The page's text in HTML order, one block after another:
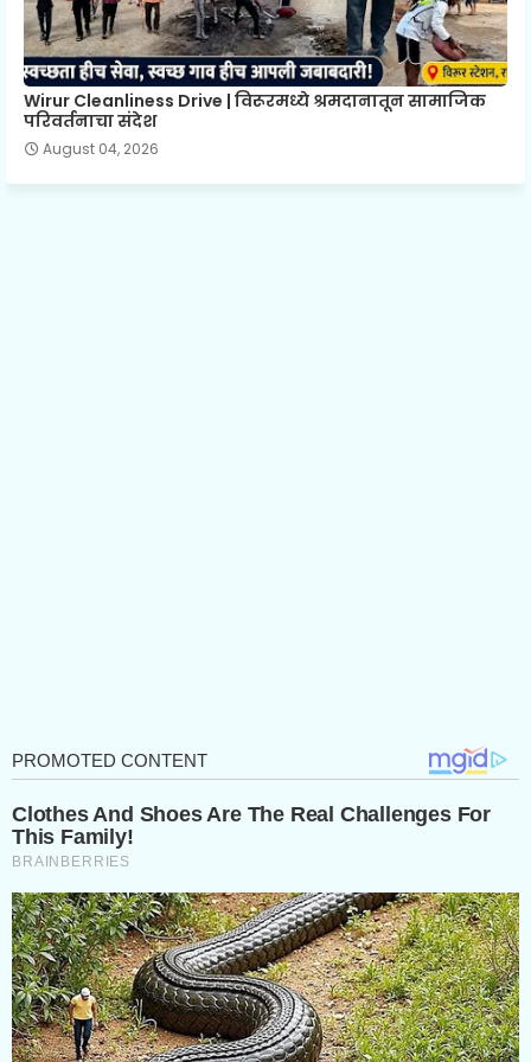
Wirur Cleanliness Drive | विरूरमध्ये श्रमदानातून सामाजिक
परिवर्तनाचा संदेश
August 04, 2026